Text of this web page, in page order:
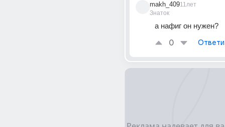
makh_409
Знаток
11лет
а нафиг он нужен?
0